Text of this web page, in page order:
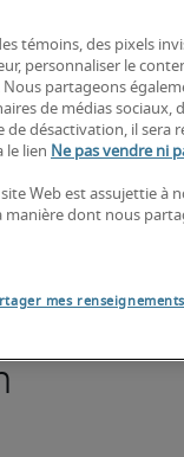
témoins, des pixels
personnaliser le
partageons
de médias sociaux,
de désactivation, il sera
le lien Ne pas vendre ni
Web est assujettie à
manière dont nous
mes